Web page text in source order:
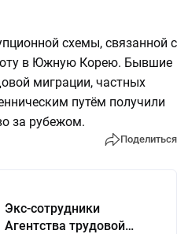
схемы, связанной с
в Южную Корею. Бывшие
миграции, частных
путём получили
за рубежом.
Поделиться
Экс-сотрудники
Агентства трудовой